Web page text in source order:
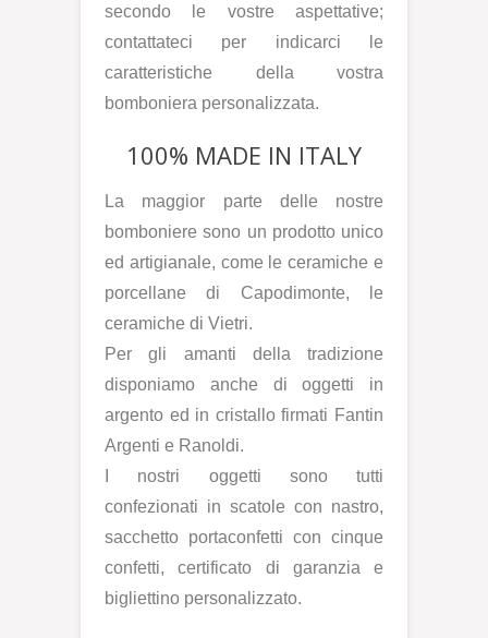
secondo le vostre aspettative;
contattateci per indicarci le
caratteristiche della vostra
bomboniera personalizzata.
100% MADE IN ITALY
La maggior parte delle nostre
bomboniere sono un prodotto unico
ed artigianale, come le ceramiche e
porcellane di Capodimonte, le
ceramiche di Vietri.
Per gli amanti della tradizione
disponiamo anche di oggetti in
argento ed in cristallo firmati Fantin
Argenti e Ranoldi.
I nostri oggetti sono tutti
confezionati in scatole con nastro,
sacchetto portaconfetti con cinque
confetti, certificato di garanzia e
bigliettino personalizzato.